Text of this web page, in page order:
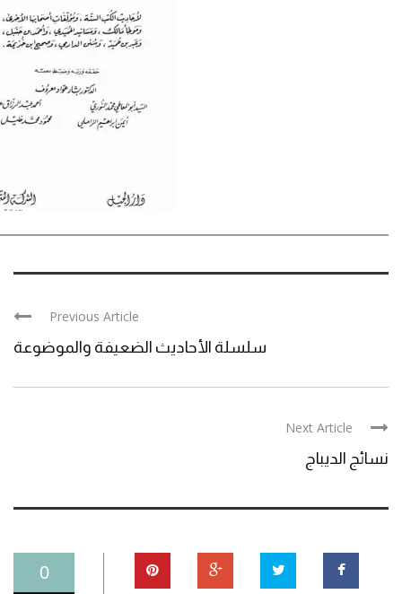
Previous Article
سلسلة الأحاديث الضعيفة والموضوعة
Next Article
نسائج الديباج
0